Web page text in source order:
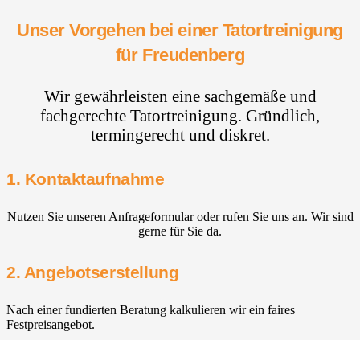
Unser Vorgehen bei einer Tatortreinigung
für Freudenberg
Wir gewährleisten eine sachgemäße und
fachgerechte Tatortreinigung. Gründlich,
termingerecht und diskret.
1. Kontaktaufnahme
Nutzen Sie unseren Anfrageformular oder rufen Sie uns an. Wir sind
gerne für Sie da.
2. Angebotserstellung
Nach einer fundierten Beratung kalkulieren wir ein faires
Festpreisangebot.